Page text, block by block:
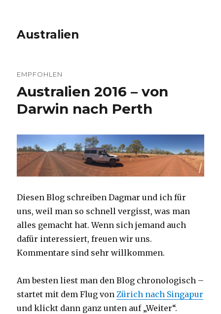
Australien
EMPFOHLEN
Australien 2016 – von
Darwin nach Perth
Diesen Blog schreiben Dagmar und ich für
uns, weil man so schnell vergisst, was man
alles gemacht hat. Wenn sich jemand auch
dafür interessiert, freuen wir uns.
Kommentare sind sehr willkommen.
Am besten liest man den Blog chronologisch –
startet mit dem Flug vonZürich nach Singapur
und klickt dann ganz unten auf „Weiter“.